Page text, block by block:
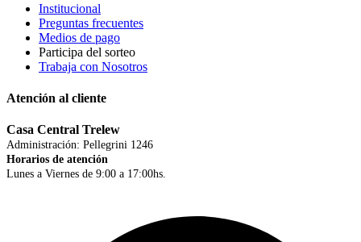
Institucional
Preguntas frecuentes
Medios de pago
Participa del sorteo
Trabaja con Nosotros
Atención al cliente
Casa Central Trelew
Administración: Pellegrini 1246
Horarios de atención
Lunes a Viernes de 9:00 a 17:00hs.